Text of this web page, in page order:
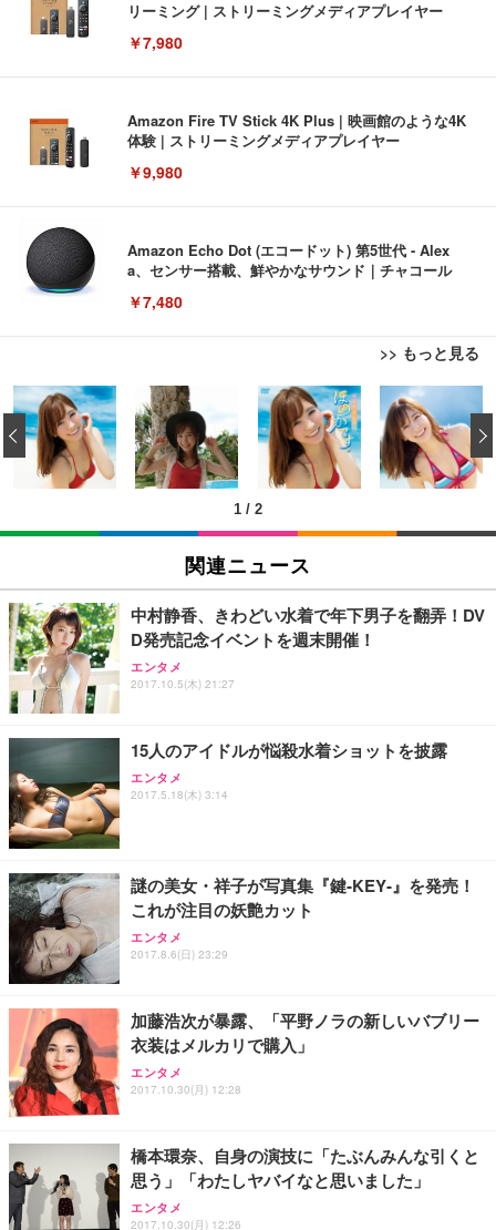
リーミング | ストリーミングメディアプレイヤー
￥7,980
Amazon Fire TV Stick 4K Plus | 映画館のような4K
体験 | ストリーミングメディアプレイヤー
￥9,980
Amazon Echo Dot (エコードット) 第5世代 - Alex
a、センサー搭載、鮮やかなサウンド｜チャコール
￥7,480
>> もっと見る
[EdoErgo] オフィスチェア 椅子 テレワーク 疲れな
い 跳ね上げ式アームレスト コンパクト 約105度ロッ
キング pc 事務椅子 360度回転 座面昇降 強化ナイロ
ン樹脂ベース 通気性メッシュ 在宅ワーク H-WY01
(黒網+黒枠+黒足)
￥5,699
SIHOO B100 オフィスチェア／デスクチェア メッシ
ュチェア 人間工学 疲れない ブラック
￥27,999
Sezlife オフィスチェア デスクチェア 疲れない テレ
ワーク チェア 強化バックレスト 30度ロッキング機
能 人間工学 椅子 腰サポート 90度跳ね上げ式アーム
務用 おしゃれ パソコンチェア (ブラック)
Sezlife オフィスチェア デスクチェア 疲れない テレ
ワーク チェア 強化バックレスト 30度ロッキング機
務用 おしゃれ パソコンチェア (ホワイト)
ANDWINT オフィスチェア デスクチェア 肘なし メ
ッシュ 通気性 ランバーサポート付き 腰サポート ガ
ス圧無段階昇降 360度回転 キャスター付き コンパク
EIZO ビジネス向けプレミアムモニター | FlexScan
EV3240X-WT | 31.5型4K UHD・USB Type-C・ホワ
イト
￥105,595
EIZO ビジネス向けプレミアムモニター | FlexScan
￥109,572
【純正品】27"ゲーミングモニター DualSense 充電
フック付き（CFI-ZDM1J）
【整備済み品】Dell E2724HS 27インチ 液晶モニタ
ー フルHD（1920×1080）VA 非光沢 HDMI/DisplayP
【MiniLED/24.5inch/280Hz/FHD】GRAPHT THE S
HOOTER Gaming Monitor 24” Essential ゲーミン
グモニター QD 24.5インチ 1ms FHD 量子ドット 残
Amazonベーシック ペットシーツ 薄型 レギュラー 1
回使い捨て 無香料 ホワイト 300枚
￥3,373
Amazonベーシック ペットシーツ 厚型 ワイド 42枚
x2袋(84枚) ホワイト(吸収面:ライトブルー)
￥3,234
ネオ・ルーライフ ネオ・オムツ L 中型犬用 26枚入
り 単品
Smart Basic(スマートベーシック) 【Amazon.co.jp
限定】 Smart Basic アイリスオーヤマ ペットシーツ
アイリスオーヤマ ペットシーツ 超厚型 お徳用 レギ
ュラー 200枚入【Amazon.co.jp限定】
1 / 2
‹
関連ニュース
中村静香、きわどい水着で年下男子を翻弄！DV
D発売記念イベントを週末開催！
エンタメ
2017.10.5(木) 21:27
15人のアイドルが悩殺水着ショットを披露
エンタメ
2017.5.18(木) 3:14
謎の美女・祥子が写真集『鍵‐KEY‐』を発売！
これが注目の妖艶カット
エンタメ
2017.8.6(日) 23:29
加藤浩次が暴露、「平野ノラの新しいバブリー
衣装はメルカリで購入」
エンタメ
2017.10.30(月) 12:28
橋本環奈、自身の演技に「たぶんみんな引くと
思う」「わたしヤバイなと思いました」
エンタメ
2017.10.30(月) 12:26